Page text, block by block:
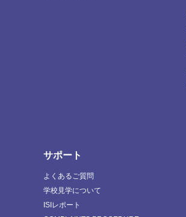
サポート
よくあるご質問
学校見学について
ISIレポート